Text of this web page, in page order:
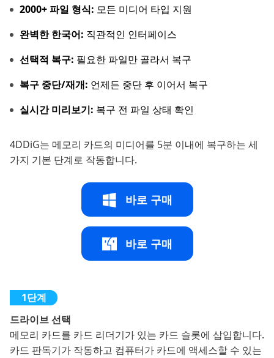
2000+ 파일 형식: 모든 미디어 타입 지원
완벽한 한국어: 직관적인 인터페이스
선택적 복구: 필요한 파일만 골라서 복구
복구 중단/재개: 언제든 중단 후 이어서 복구
실시간 미리보기: 복구 전 파일 상태 확인
4DDiG는 메모리 카드의 미디어를 5분 이내에 복구하는 세
가지 기본 단계로 작동합니다.
바로 구매
바로 구매
드라이브 선택
메모리 카드를 카드 리더기가 있는 카드 슬롯에 삽입합니다.
카드 판독기가 작동하고 컴퓨터가 카드에 액세스할 수 있는